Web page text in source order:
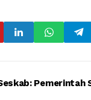
Pemerintah